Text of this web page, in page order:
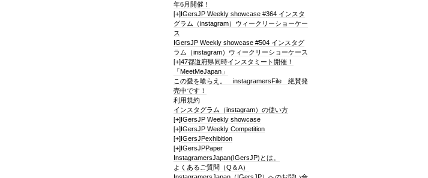
年6月開催！
[+]IGersJP Weekly showcase #364 インスタ
グラム（instagram）ウィークリーショーケー
ス
IGersJP Weekly showcase #504 インスタグ
ラム（instagram）ウィークリーショーケース
[+]47都道府県同時インスタミート開催！
「MeetMeJapan」
この愛を喰らえ。 instagramersFile 絶賛発
売中です！
利用規約
インスタグラム（instagram）の使い方
[+]IGersJP Weekly showcase
[+]IGersJP Weekly Competition
[+]IGersJPexhibition
[+]IGersJPPaper
InstagramersJapan(IGersJP)とは。
よくあるご質問（Q＆A）